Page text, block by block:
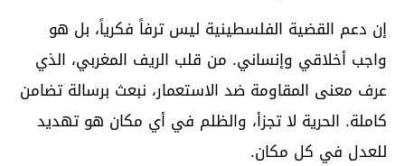
إن دعم القضية الفلسطينية ليس ترفاً فكرياً، بل هو
واجب أخلاقي وإنساني. من قلب الريف المغربي، الذي
عرف معنى المقاومة ضد الاستعمار، نبعث برسالة تضامن
كاملة. الحرية لا تجزأ، والظلم في أي مكان هو تهديد
للعدل في كل مكان.